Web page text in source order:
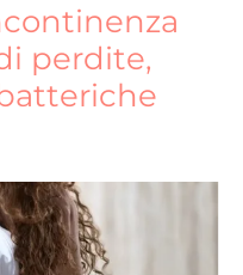
perdite,